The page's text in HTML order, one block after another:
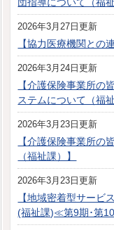
2026年3月27日更新
【協力医療機関との
2026年3月24日更新
【介護保険事業所の
ステムについて（福祉
2026年3月23日更新
【介護保険事業所の
（福祉課）】
2026年3月23日更新
【地域密着型サービ
(福祉課)≪第9期･第